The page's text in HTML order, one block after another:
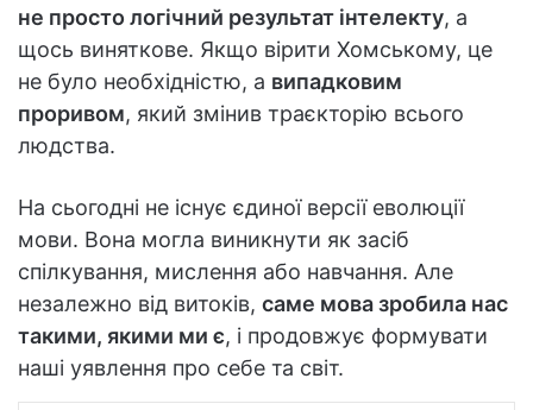
не просто логічний результат інтелекту, а
щось виняткове. Якщо вірити Хомському, це
не було необхідністю, а випадковим
проривом, який змінив траєкторію всього
людства.
На сьогодні не існує єдиної версії еволюції
мови. Вона могла виникнути як засіб
спілкування, мислення або навчання. Але
незалежно від витоків, саме мова зробила нас
такими, якими ми є, і продовжує формувати
наші уявлення про себе та світ.